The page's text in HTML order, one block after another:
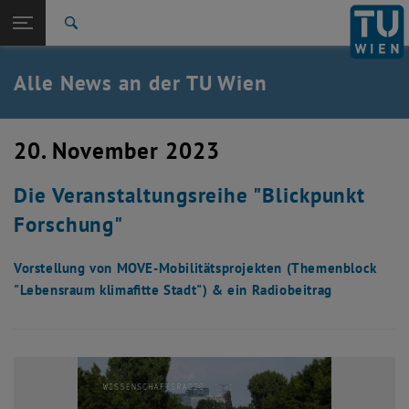
TU Login
Quicklinks
Quicklinks-Menü umschalten
Studium
Karriere
Zurück: Subseiten von TU Wien Startseite auflisten
Zurück zur letzten Ebene:
TU Wien Startseite
Übersicht
Alle News an der TU Wien
20. November 2023
Die Veranstaltungsreihe "Blickpunkt
Forschung"
Vorstellung von MOVE-Mobilitätsprojekten (Themenblock
"Lebensraum klimafitte Stadt") & ein Radiobeitrag